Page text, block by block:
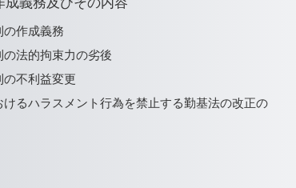
の作成義務
の法的拘束力の劣後
の不利益変更
けるハラスメント行為を禁止する勤基法の改正の